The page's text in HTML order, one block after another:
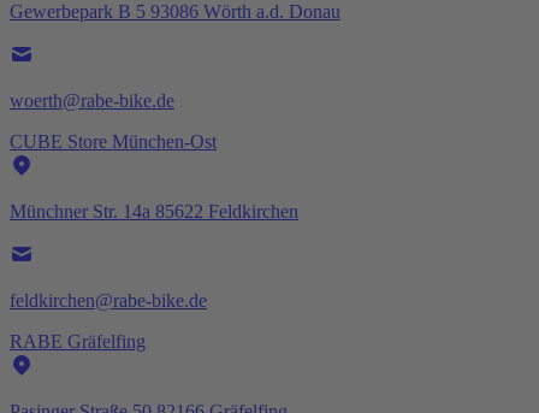
Gewerbepark B 5 93086 Wörth a.d. Donau
woerth@rabe-bike.de
CUBE Store München-Ost
Münchner Str. 14a 85622 Feldkirchen
feldkirchen@rabe-bike.de
RABE Gräfelfing